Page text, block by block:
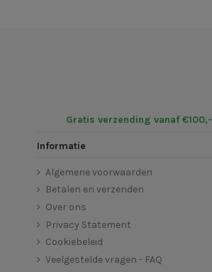
Gratis verzending vanaf €100,-
Informatie
Algemene voorwaarden
Betalen en verzenden
Over ons
Privacy Statement
Cookiebeleid
Veelgestelde vragen - FAQ